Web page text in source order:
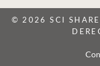
© 2026 SCI